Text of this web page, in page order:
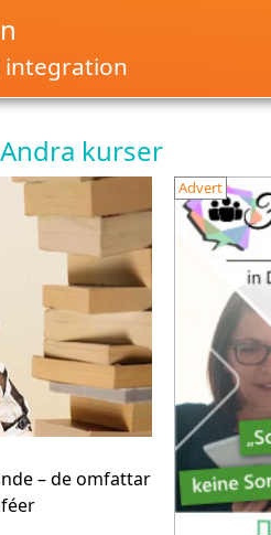
integration
kurser
– de omfattar
Advert